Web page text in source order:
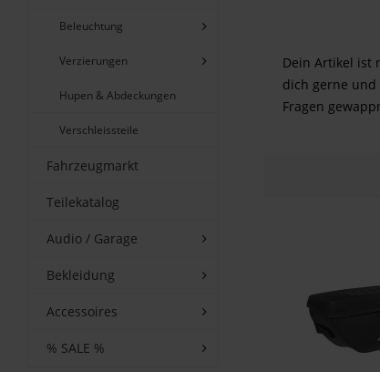
Beleuchtung
Verzierungen
Hupen & Abdeckungen
Verschleissteile
Fahrzeugmarkt
Teilekatalog
Audio / Garage
Bekleidung
Accessoires
% SALE %
Dein Artikel ist
dich gerne
Fragen